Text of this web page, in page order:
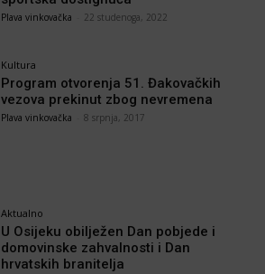
Plava vinkovačka 22 studenoga, 2022
Kultura
Program otvorenja 51. Đakovačkih
vezova prekinut zbog nevremena
Plava vinkovačka 8 srpnja, 2017
Aktualno
U Osijeku obilježen Dan pobjede i
domovinske zahvalnosti i Dan
hrvatskih branitelja